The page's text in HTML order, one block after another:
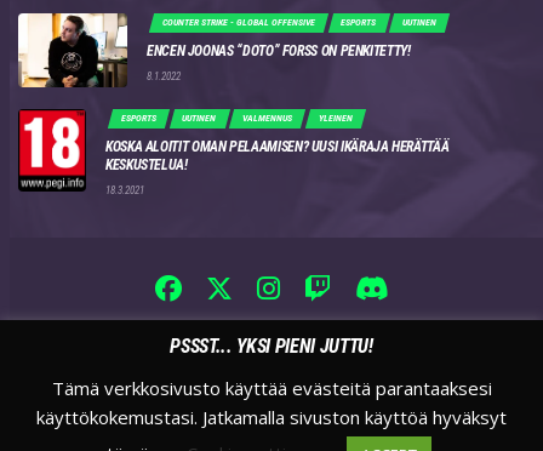
COUNTER STRIKE - GLOBAL OFFENSIVE ESPORTS UUTINEN
ENCEN JOONAS “DOTO” FORSS ON PENKITETTY!
8.1.2022
ESPORTS UUTINEN VALMENNUS YLEINEN
KOSKA ALOITIT OMAN PELAAMISEN? UUSI IKÄRAJA HERÄTTÄÄ
KESKUSTELUA!
18.3.2021
PSSST... YKSI PIENI JUTTU!
Tämä verkkosivusto käyttää evästeitä parantaaksesi
käyttökokemustasi. Jatkamalla sivuston käyttöä hyväksyt